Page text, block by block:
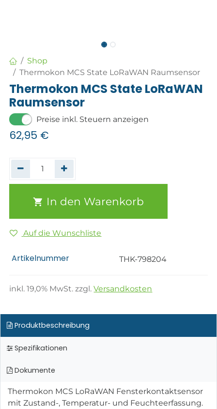
Shop
Thermokon MCS State LoRaWAN Raumsensor
Thermokon MCS State LoRaWAN
Raumsensor
Preise inkl. Steuern anzeigen
62,95 €
In den Warenkorb
Auf die Wunschliste
Artikelnummer THK-798204
inkl.19,0% MwSt. zzgl.Versandkosten
Produktbeschreibung
Spezifikationen
Dokumente
Thermokon MCS LoRaWAN Fensterkontaktsensor
mit Zustand-, Temperatur- und Feuchteerfassung.